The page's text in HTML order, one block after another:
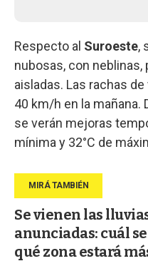
Respecto al Suroeste,
nubosas, con
aisladas. Las rachas
40 km/h en la mañana.
se verán mejoras
mínima y 32°C de
Se vienen las
anunciadas: cuál
qué zona estará